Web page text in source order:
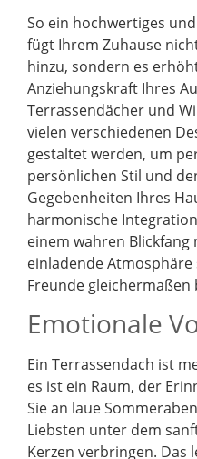
So ein hochwertiges
fügt Ihrem Zuhause
hinzu, sondern es
Anziehungskraft Ihres
Terrassendächer und
vielen verschiedenen
gestaltet werden, um
persönlichen Stil und
Gegebenheiten Ihres
harmonische
einem wahren Blickfang
einladende
Freunde gleichermaßen
Emotionale
Ein Terrassendach ist
es ist ein Raum, der
Sie an laue
Liebsten unter dem
Kerzen verbringen. Das